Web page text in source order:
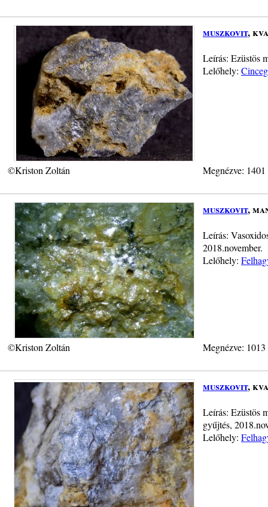
muszkovit,
Leírás: Ezüstös
Lelőhely:
©Kriston Zoltán Megnézve:
muszkovit,
Leírás:
2018.november.
Lelőhely:
©Kriston Zoltán Megnézve:
muszkovit,
Leírás: Ezüstös
gyűjtés,
Lelőhely: